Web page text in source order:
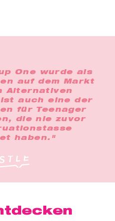
One wurde als
auf dem Markt
Alternativen
auch eine der
für Teenager
die nie zuvor
haben."